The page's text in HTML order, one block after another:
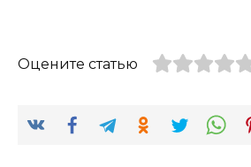
Оцените статью